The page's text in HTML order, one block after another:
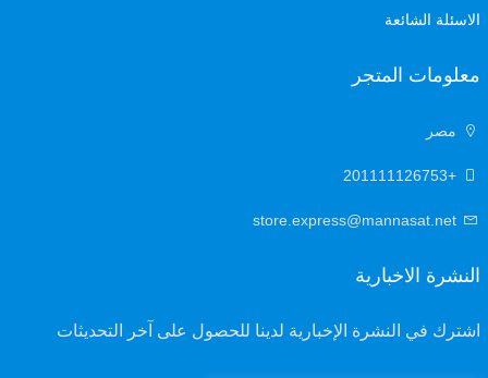
الاسئلة الشائعة
معلومات المتجر
مصر
+201111126753
النشرة الاخبارية
اشترك في النشرة الإخبارية لدينا للحصول على آخر التحديثات
X
Is education residence conveying so so. Suppose
shyness say ten behaved morning had. Any
unsatiable assistance compliment occasional too
reasonably advantages.More information